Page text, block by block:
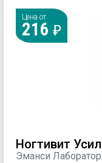
Цена от
216
Ногтивит
Эманси